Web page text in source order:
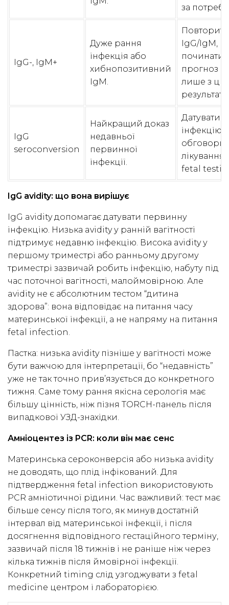
за
IgG-, IgM+
Дуже рання
інфекція або
хибнопозитивний
IgM.
IgG/IgM,
починати
прогноз
лише з
результату.
IgG
seroconversion
Найкращий доказ
недавньої
первинної
інфекції.
Датувати
інфекцію,
лікування і
fetal
IgG avidity: що вона вирішує
IgG avidity допомагає датувати первинну
інфекцію. Низька avidity у ранній вагітності
підтримує недавню інфекцію. Висока avidity у
першому триместрі або ранньому другому
триместрі зазвичай робить інфекцію, набуту під
час поточної вагітності, малоймовірною. Але
avidity не є абсолютним тестом “дитина
здорова”: вона відповідає на питання часу
материнської інфекції, а не напряму на питання
fetal infection.
Пастка: низька avidity пізніше у вагітності може
бути важчою для інтерпретації, бо “недавність”
уже не так точно прив’язується до конкретного
тижня. Саме тому рання якісна серологія має
більшу цінність, ніж пізня TORCH-панель після
випадкової УЗД-знахідки.
Амніоцентез із PCR: коли він має сенс
Материнська сероконверсія або низька avidity
не доводять, що плід інфікований. Для
підтвердження fetal infection використовують
PCR амніотичної рідини. Час важливий: тест має
більше сенсу після того, як минув достатній
інтервал від материнської інфекції, і після
досягнення відповідного гестаційного терміну,
зазвичай після 18 тижнів і не раніше ніж через
кілька тижнів після ймовірної інфекції.
Конкретний timing слід узгоджувати з fetal
medicine центром і лабораторією.